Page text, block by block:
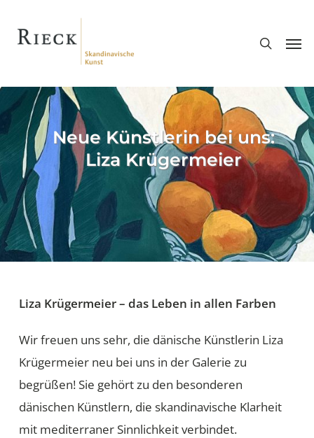
Neue Künstlerin bei uns:
Liza Krügermeier
Liza Krügermeier – das Leben in allen Farben
Wir freuen uns sehr, die dänische Künstlerin Liza
Krügermeier neu bei uns in der Galerie zu
begrüßen! Sie gehört zu den besonderen
dänischen Künstlern, die skandinavische Klarheit
mit mediterraner Sinnlichkeit verbindet.